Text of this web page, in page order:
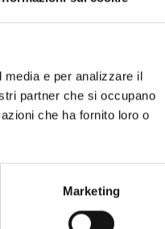
e per analizzare il
partner che si occupano
che ha fornito loro o
Marketing
(LU)
Comune: